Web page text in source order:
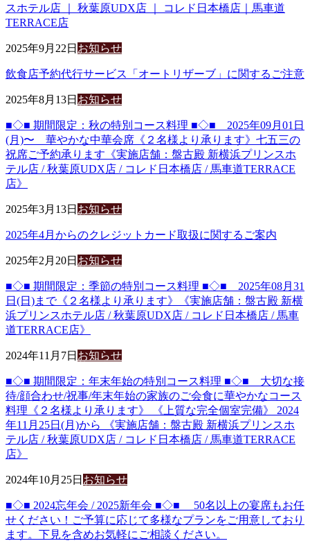
スホテル店 ｜ 秋葉原UDX店 ｜ コレド日本橋店｜馬車道
TERRACE店
2025年9月22日 お知らせ
飲食店予約代行サービス「オートリザーブ」に関するご注意
2025年8月13日 お知らせ
■◇■ 期間限定：秋の特別コース料理 ■◇■ 2025年09月01日
(月)〜 華やかな中華会席《２名様より承ります》七五三の
祝席ご予約承ります《実施店舗：盤古殿 新横浜プリンスホ
テル店 / 秋葉原UDX店 / コレド日本橋店 / 馬車道TERRACE
店》
2025年3月13日 お知らせ
2025年4月からのクレジットカード取扱に関するご案内
2025年2月20日 お知らせ
■◇■ 期間限定：季節の特別コース料理 ■◇■ 2025年08月31
日(日)まで《２名様より承ります》《実施店舗：盤古殿 新横
浜プリンスホテル店 / 秋葉原UDX店 / コレド日本橋店 / 馬車
道TERRACE店》
2024年11月7日 お知らせ
■◇■ 期間限定：年末年始の特別コース料理 ■◇■ 大切な接
待/顔合わせ/祝事/年末年始の家族のご会食に華やかなコース
料理《２名様より承ります》 《上質な完全個室完備》 2024
年11月25日(月)から 《実施店舗：盤古殿 新横浜プリンスホ
テル店 / 秋葉原UDX店 / コレド日本橋店 / 馬車道TERRACE
店》
2024年10月25日 お知らせ
■◇■ 2024忘年会 / 2025新年会 ■◇■ 50名以上の宴席もお任
せください！ご予算に応じて多様なプランをご用意しており
ます。下見を含めお気軽にご相談ください。